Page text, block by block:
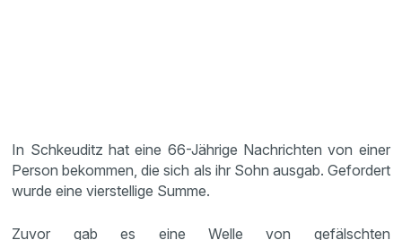
In Schkeuditz hat eine 66-Jährige Nachrichten von einer
Person bekommen, die sich als ihr Sohn ausgab. Gefordert
wurde eine vierstellige Summe.
Zuvor gab es eine Welle von gefälschten